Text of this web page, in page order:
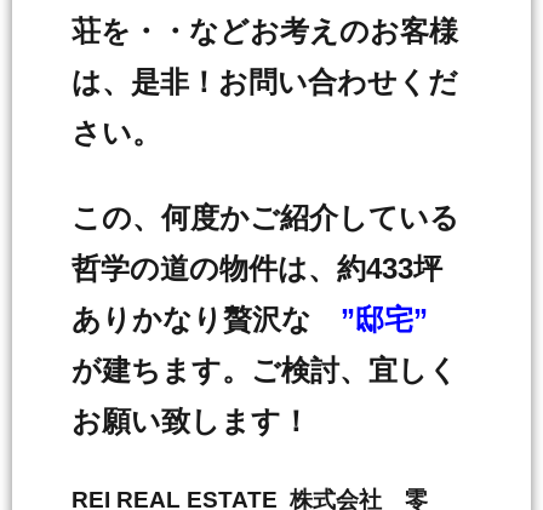
荘を・・などお考えのお客様
は、是非！お問い合わせくだ
さい。
この、何度かご紹介している
哲学の道の物件は、約433坪
ありかなり贅沢な ”邸宅”
が建ちます。ご検討、宜しく
お願い致します！
REI REAL ESTATE 株式会社 零